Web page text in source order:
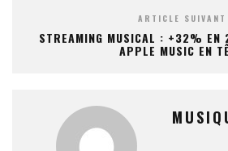
ARTICLE SUIVANT
STREAMING MUSICAL : +32% EN
APPLE MUSIC EN